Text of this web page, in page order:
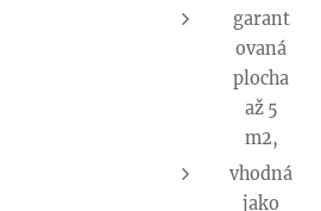
garant
ovaná
plocha
až 5
m2,
vhodná
jako